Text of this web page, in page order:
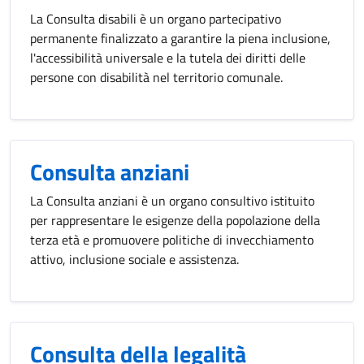
La Consulta disabili è un organo partecipativo
permanente finalizzato a garantire la piena inclusione,
l'accessibilità universale e la tutela dei diritti delle
persone con disabilità nel territorio comunale.
Consulta anziani
La Consulta anziani è un organo consultivo istituito
per rappresentare le esigenze della popolazione della
terza età e promuovere politiche di invecchiamento
attivo, inclusione sociale e assistenza.
Consulta della legalità